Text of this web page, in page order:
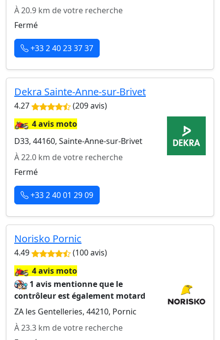
À 20.9 km de votre recherche
Fermé
+33 2 40 23 37 37
Dekra Sainte-Anne-sur-Brivet
4.27 (209 avis)
🏍️4 avis moto
D33, 44160, Sainte-Anne-sur-Brivet
À 22.0 km de votre recherche
Fermé
+33 2 40 01 29 09
Norisko Pornic
4.49 (100 avis)
🏍️4 avis moto
1 avis mentionne que le
contrôleur est également motard
ZA les Gentelleries, 44210, Pornic
À 23.3 km de votre recherche